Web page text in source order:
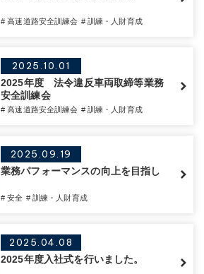
# 高速道路安全訓練会 # 訓練・人財育成
2025.10.01
2025年度 法令違反車両取締等業務
安全訓練会
# 高速道路安全訓練会 # 訓練・人財育成
2025.09.19
業務パフォーマンスの向上を目指し
# 安全 # 訓練・人財育成
2025.04.08
2025年度入社式を行いました。